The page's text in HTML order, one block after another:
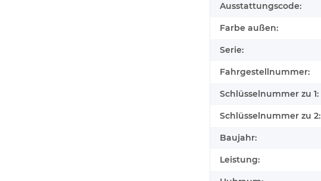
Ausstattungscode:
Farbe außen:
Serie:
Fahrgestellnummer:
Schlüsselnummer zu 1:
Schlüsselnummer zu 2:
Baujahr:
Leistung: